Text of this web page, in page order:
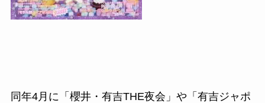
同年4月に「櫻井・有吉THE夜会」や「有吉ジャポ